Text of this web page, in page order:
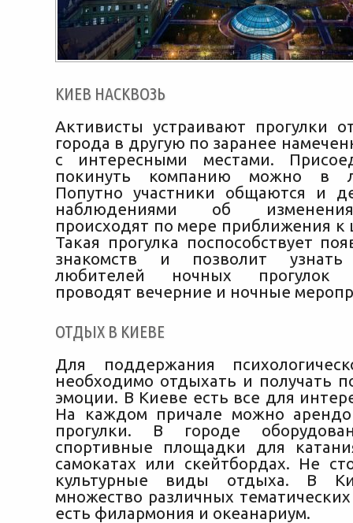
КИЕВ НАСКВОЗЬ
Активисты устраивают прогулки
города в другую по заранее
с интересными местами.
покинуть компанию можно в
Попутно участники общаются и
наблюдениями об
происходят по мере приближения к
Такая прогулка поспособствует
знакомств и позволит
любителей ночных прогулок
проводят вечерние и ночные
ОТДЫХ В КИЕВЕ
Для поддержания
необходимо отдыхать и получать
эмоции. В Киеве есть все для
На каждом причале можно
прогулки. В городе
спортивные площадки для
самокатах или скейтбордах. Не
культурные виды отдыха. В
множество различных
есть филармония и океанариум.